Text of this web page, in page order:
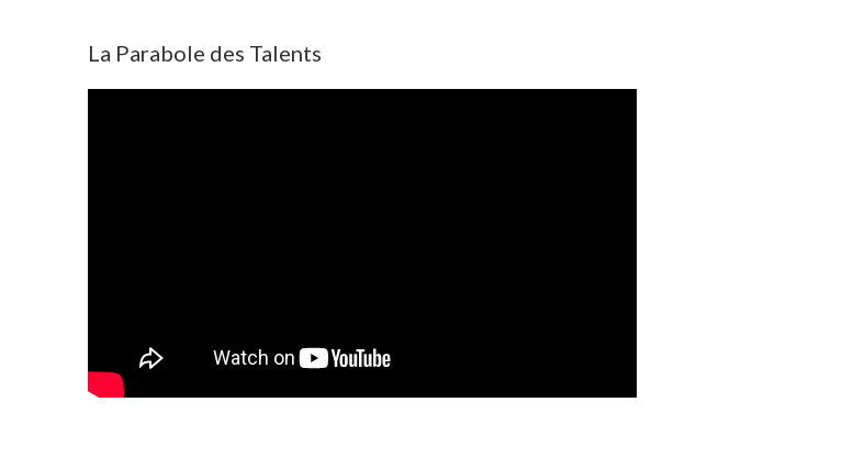
La Parabole des Talents